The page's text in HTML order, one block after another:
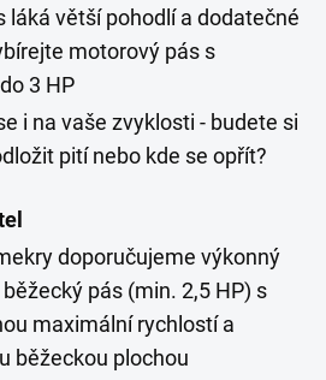
láká větší pohodlí a dodatečné
motorový pás s
3 HP
i na vaše zvyklosti - budete si
pití nebo kde se opřít?
doporučujeme výkonný
pás (min. 2,5 HP) s
maximální rychlostí a
běžeckou plochou